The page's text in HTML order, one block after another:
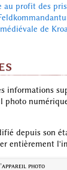
au profit des
de
informations
photo
depuis son
entièrement
photo